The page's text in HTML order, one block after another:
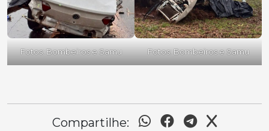
Fotos: Bombeiros e Samu Fotos: Bombeiros e Samu
Compartilhe: